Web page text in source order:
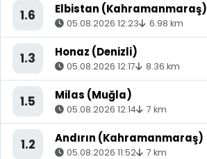
1.6 Elbistan (Kahramanmaraş)
05.08.2026 12:23 6.98 km
1.3 Honaz (Denizli)
05.08.2026 12:17 8.36 km
1.5 Milas (Muğla)
05.08.2026 12:14 7 km
1.2 Andırın (Kahramanmaraş)
05.08.2026 11:52 7 km